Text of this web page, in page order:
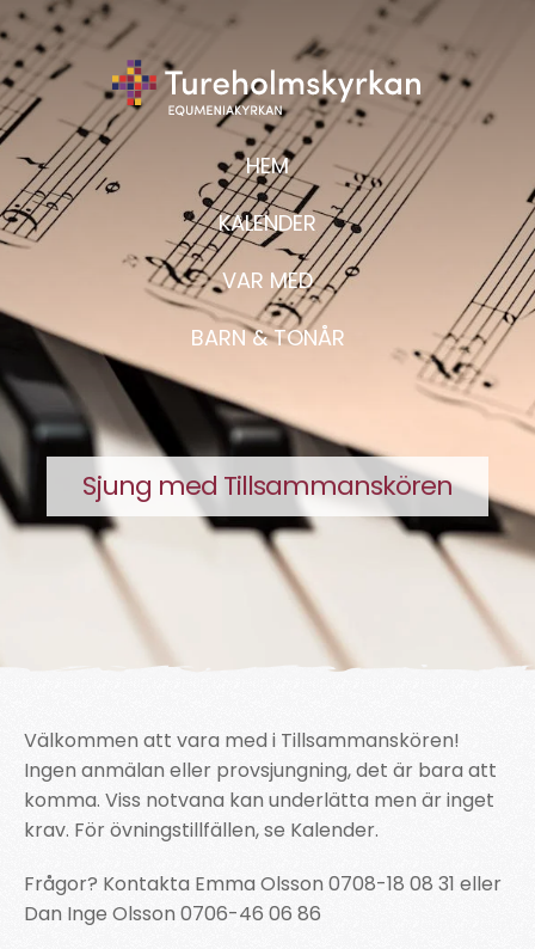
HEM
KALENDER
VAR MED
BARN & TONÅR
Sjung med Tillsammanskören
Välkommen att vara med i Tillsammanskören!
Ingen anmälan eller provsjungning, det är bara att
komma. Viss notvana kan underlätta men är inget
krav. För övningstillfällen, se Kalender.
Frågor? Kontakta Emma Olsson 0708-18 08 31 eller
Dan Inge Olsson 0706-46 06 86